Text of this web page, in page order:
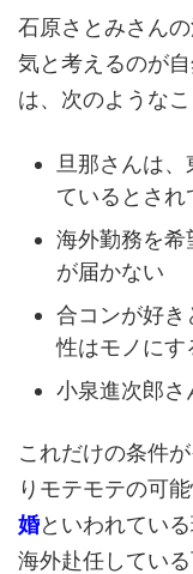
石原さとみさん
気と考えるのが
は、次のような
旦那さんは
ているとされ
海外勤務を希
が届かない
合コンが好
性はモノにす
小泉進次郎さ
これだけの条件
りモテモテの可
婚といわれてい
海外赴任してい